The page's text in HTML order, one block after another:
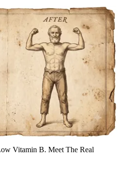
Vitamin B. Meet The Real